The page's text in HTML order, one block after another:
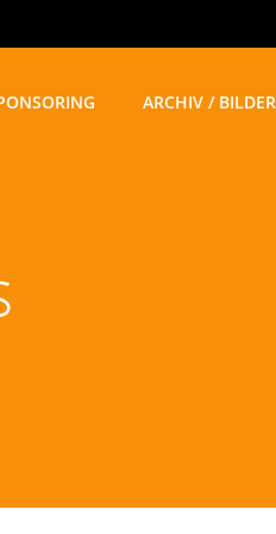
ARCHIV / BILDER